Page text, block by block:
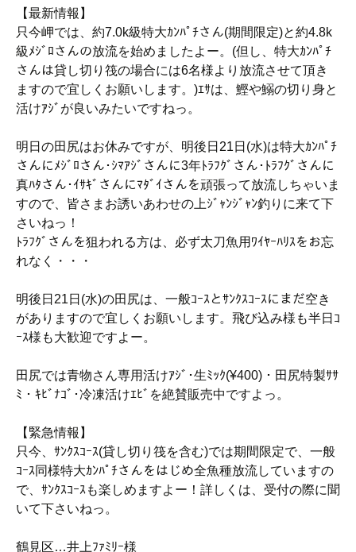
【最新情報】
只今岬では、約7.0k級特大ｶﾝﾊﾟﾁさん(期間限定)と約4.8k
級ﾒｼﾞﾛさんの放流を始めましたよー。(但し、特大ｶﾝﾊﾟﾁ
さんは貸し切り筏の場合には6名様より放流させて頂き
ますので宜しくお願いします。)ｴｻは、鰹や鰯の切り身と
活けｱｼﾞが良いみたいですねっ。
明日の田尻はお休みですが、明後日21日(水)は特大ｶﾝﾊﾟﾁ
さんにﾒｼﾞﾛさん･ｼﾏｱｼﾞさんに3年ﾄﾗﾌｸﾞさん･ﾄﾗﾌｸﾞさんに
真ﾊﾀさん･ｲｻｷﾞさんにﾏﾀﾞｲさんを頑張って放流しちゃいま
すので、皆さまお誘いあわせの上ｼﾞｬﾝｼﾞｬﾝ釣りに来て下
さいねっ！
ﾄﾗﾌｸﾞさんを狙われる方は、必ず太刀魚用ﾜｲﾔｰﾊﾘｽをお忘
れなく・・・
明後日21日(水)の田尻は、一般ｺｰｽとｻﾝｸｽｺｰｽにまだ空き
がありますので宜しくお願いします。飛び込み様も半日ｺ
ｰｽ様も大歓迎ですよー。
田尻では青物さん専用活けｱｼﾞ･生ﾐｯｸ(¥400)・田尻特製ｻｻ
ﾐ・ｷﾋﾞﾅｺﾞ･冷凍活けｴﾋﾞを絶賛販売中ですよっ。
【緊急情報】
只今、ｻﾝｸｽｺｰｽ(貸し切り筏を含む)では期間限定で、一般
ｺｰｽ同様特大ｶﾝﾊﾟﾁさんをはじめ全魚種放流していますの
で、ｻﾝｸｽｺｰｽも楽しめますよー！詳しくは、受付の際に聞
いて下さいねっ。
鶴見区…井上ﾌｧﾐﾘｰ様